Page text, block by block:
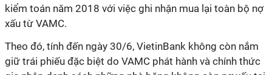
kiểm toán năm 2018 với việc ghi nhận mua lại toàn bộ nợ
xấu từ VAMC.
Theo đó, tính đến ngày 30/6, VietinBank không còn nắm
giữ trái phiếu đặc biệt do VAMC phát hành và chính thức